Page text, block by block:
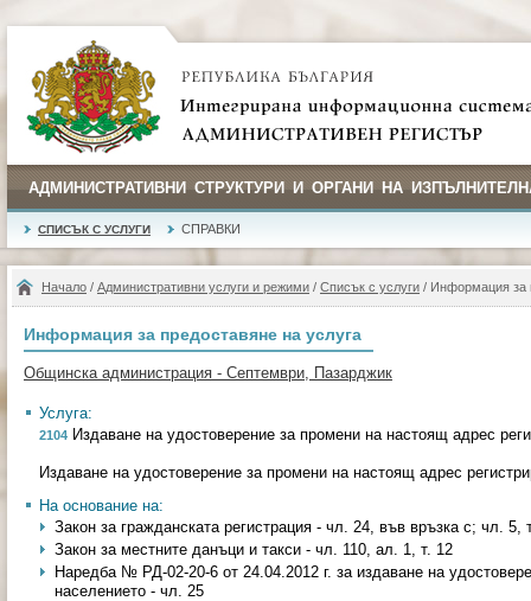
АДМИНИСТРАТИВНИ СТРУКТУРИ И ОРГАНИ НА
СПИСЪК С УСЛУГИ СПРАВКИ
Начало / Административни услуги и режими / Списък с услуги / Информация за
Информация за предоставяне на услуга
Общинска администрация - Септември, Пазарджик
Услуга:
2104 Издаване на удостоверение за промени на настоящ адрес
Издаване на удостоверение за промени на настоящ адрес
На основание на:
Закон за гражданската регистрация - чл. 24, във връзка с; чл.
Закон за местните данъци и такси - чл. 110, ал. 1, т. 12
Наредба № РД-02-20-6 от 24.04.2012 г. за издаване на
населението - чл. 25